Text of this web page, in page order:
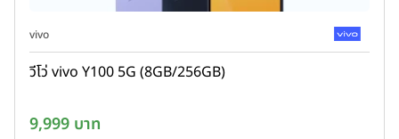
vivo
วีโว่ vivo Y100 5G (8GB/256GB)
9,999 บาท